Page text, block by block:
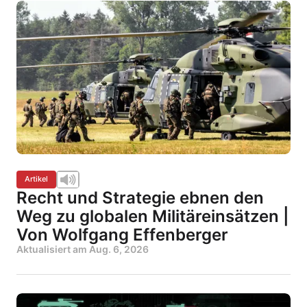
Artikel
Recht und Strategie ebnen den
Weg zu globalen Militäreinsätzen |
Von Wolfgang Effenberger
Aktualisiert am Aug. 6, 2026